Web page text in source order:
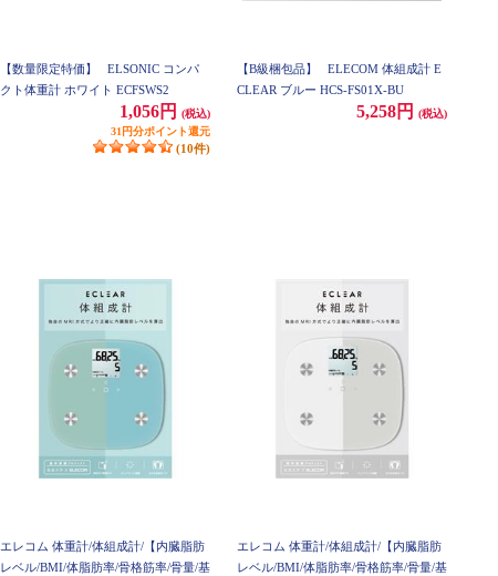
【数量限定特価】
ELSONIC コンパ
クト体重計 ホワイト ECFSWS2
1,056円
(税込)
31円分ポイント還元
(10件)
【B級梱包品】
ELECOM 体組成計 E
CLEAR ブルー HCS-FS01X-BU
5,258円 (税込)
エレコム 体重計/体組成計/【内臓脂肪
レベル/BMI/体脂肪率/骨格筋率/骨量/基
エレコム 体重計/体組成計/【内臓脂肪
レベル/BMI/体脂肪率/骨格筋率/骨量/基